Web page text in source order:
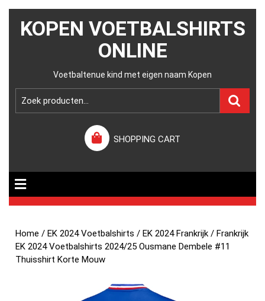
KOPEN VOETBALSHIRTS
ONLINE
Voetbaltenue kind met eigen naam Kopen
SHOPPING CART
Home /EK 2024 Voetbalshirts /EK 2024 Frankrijk / Frankrijk
EK 2024 Voetbalshirts 2024/25 Ousmane Dembele #11
Thuisshirt Korte Mouw